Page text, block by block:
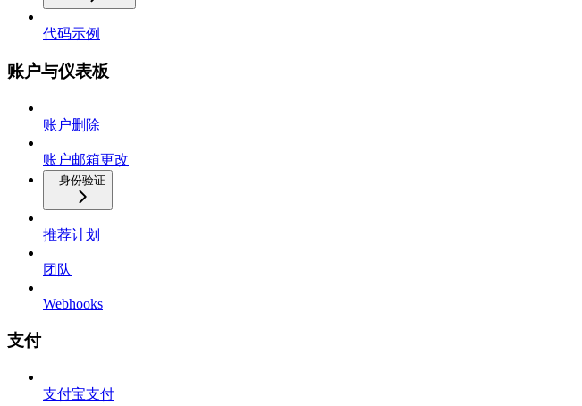
代码示例
账户与仪表板
账户删除
账户邮箱更改
身份验证
推荐计划
团队
Webhooks
支付
支付宝支付